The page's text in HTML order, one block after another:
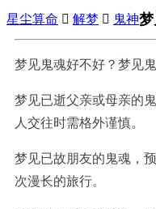
星尘算命  解梦  鬼神
梦见鬼魂好不好？梦见
梦见已逝父亲或母亲的
人交往时需格外谨慎。
梦见已故朋友的鬼魂，
次漫长的旅行。